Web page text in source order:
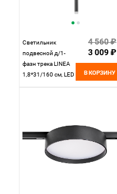
Светильник
подвесной д/1-
фазн трека LINEA
1,8*31/160 см, LED
4 560 ₽
3 009 ₽
В КОРЗИНУ